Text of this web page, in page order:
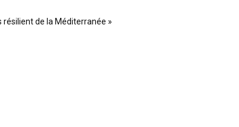
résilient de la Méditerranée »